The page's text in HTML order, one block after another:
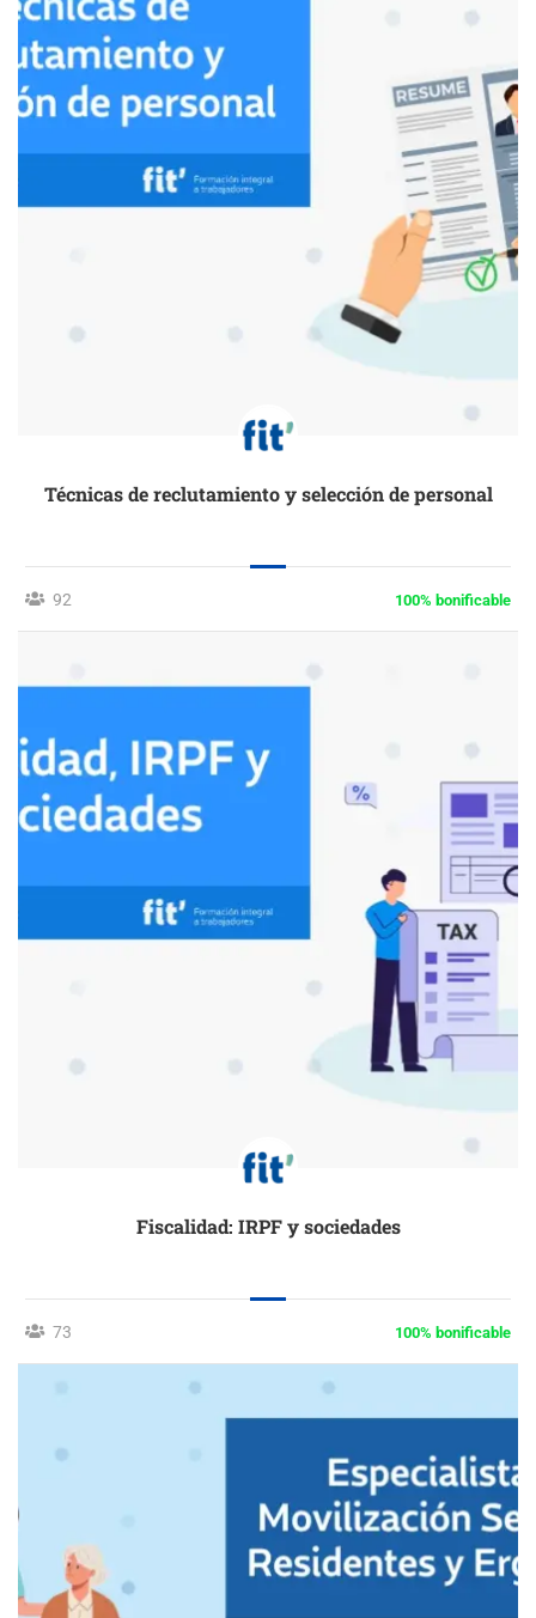
Técnicas de reclutamiento y selección de personal
92 100% bonificable
Fiscalidad: IRPF y sociedades
73 100% bonificable